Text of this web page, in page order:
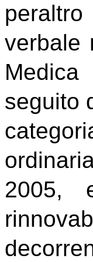
verbale
seguito
2005,